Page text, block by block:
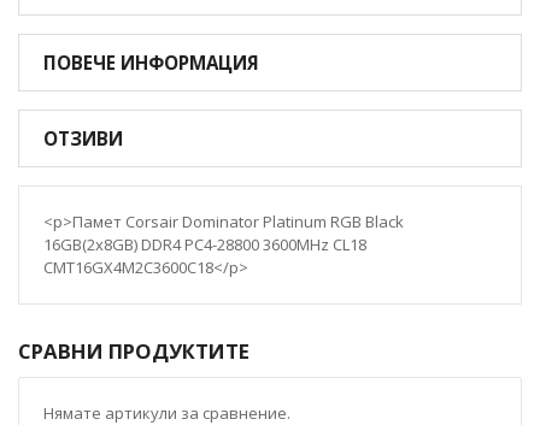
ПОВЕЧЕ ИНФОРМАЦИЯ
ОТЗИВИ
<p>Памет Corsair Dominator Platinum RGB Black
16GB(2x8GB) DDR4 PC4-28800 3600MHz CL18
CMT16GX4M2C3600C18</p>
СРАВНИ ПРОДУКТИТЕ
Нямате артикули за сравнение.